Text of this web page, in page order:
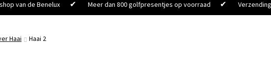
van de Benelux ✔ Meer dan 800 golfpresentjes op voorraad ✔
Haai Haai 2